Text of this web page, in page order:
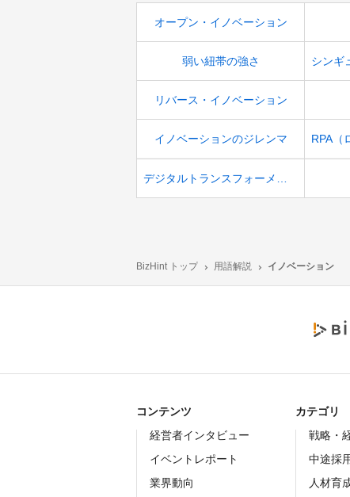
オープン・イノベーション
弱い紐帯の強さ
リバース・イノベーション
イノベーションのジレンマ
BizHint トップ 用語解説 イノベーション
コンテンツ
経営者インタビュー
イベントレポート
業界動向
カテゴリ
戦略・
中途採
人材育